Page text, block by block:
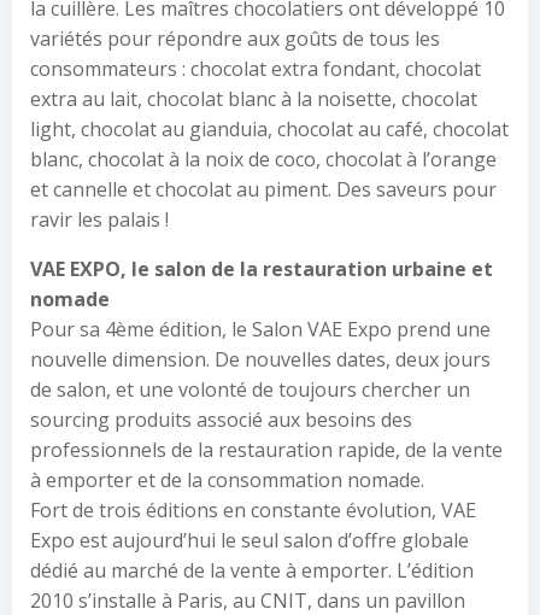
la cuillère. Les maîtres chocolatiers ont développé 10
variétés pour répondre aux goûts de tous les
consommateurs : chocolat extra fondant, chocolat
extra au lait, chocolat blanc à la noisette, chocolat
light, chocolat au gianduia, chocolat au café, chocolat
blanc, chocolat à la noix de coco, chocolat à l’orange
et cannelle et chocolat au piment. Des saveurs pour
ravir les palais !
VAE EXPO, le salon de la restauration urbaine et
nomade
Pour sa 4ème édition, le Salon VAE Expo prend une
nouvelle dimension. De nouvelles dates, deux jours
de salon, et une volonté de toujours chercher un
sourcing produits associé aux besoins des
professionnels de la restauration rapide, de la vente
à emporter et de la consommation nomade.
Fort de trois éditions en constante évolution, VAE
Expo est aujourd’hui le seul salon d’offre globale
dédié au marché de la vente à emporter. L’édition
2010 s’installe à Paris, au CNIT, dans un pavillon